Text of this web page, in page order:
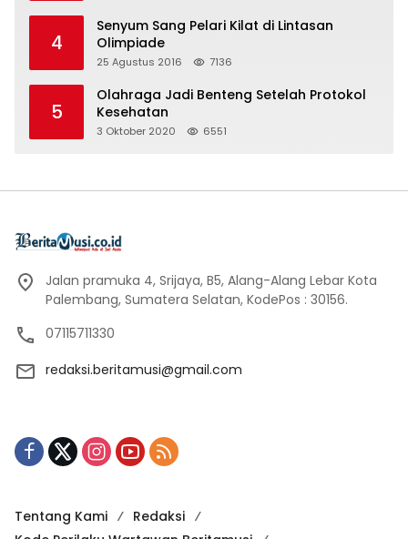
4
Senyum Sang Pelari Kilat di Lintasan
Olimpiade
25 Agustus 2016 7136
5
Olahraga Jadi Benteng Setelah Protokol
Kesehatan
3 Oktober 2020 6551
Jalan pramuka 4, Srijaya, B5, Alang-Alang Lebar Kota
Palembang, Sumatera Selatan, KodePos : 30156.
07115711330
redaksi.beritamusi@gmail.com
Tentang Kami
Redaksi